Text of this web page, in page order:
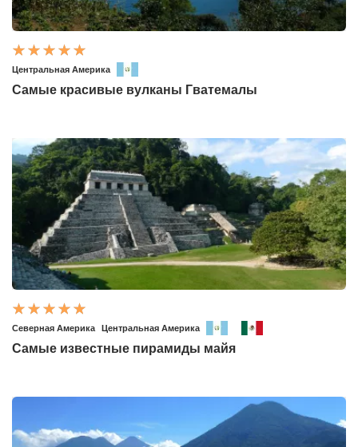
Центральная Америка
Самые красивые вулканы Гватемалы
Северная Америка Центральная Америка
Самые известные пирамиды майя